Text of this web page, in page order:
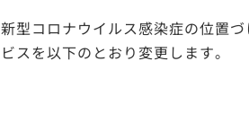
新型コロナウイルス感染症の位置
ビスを以下のとおり変更します。